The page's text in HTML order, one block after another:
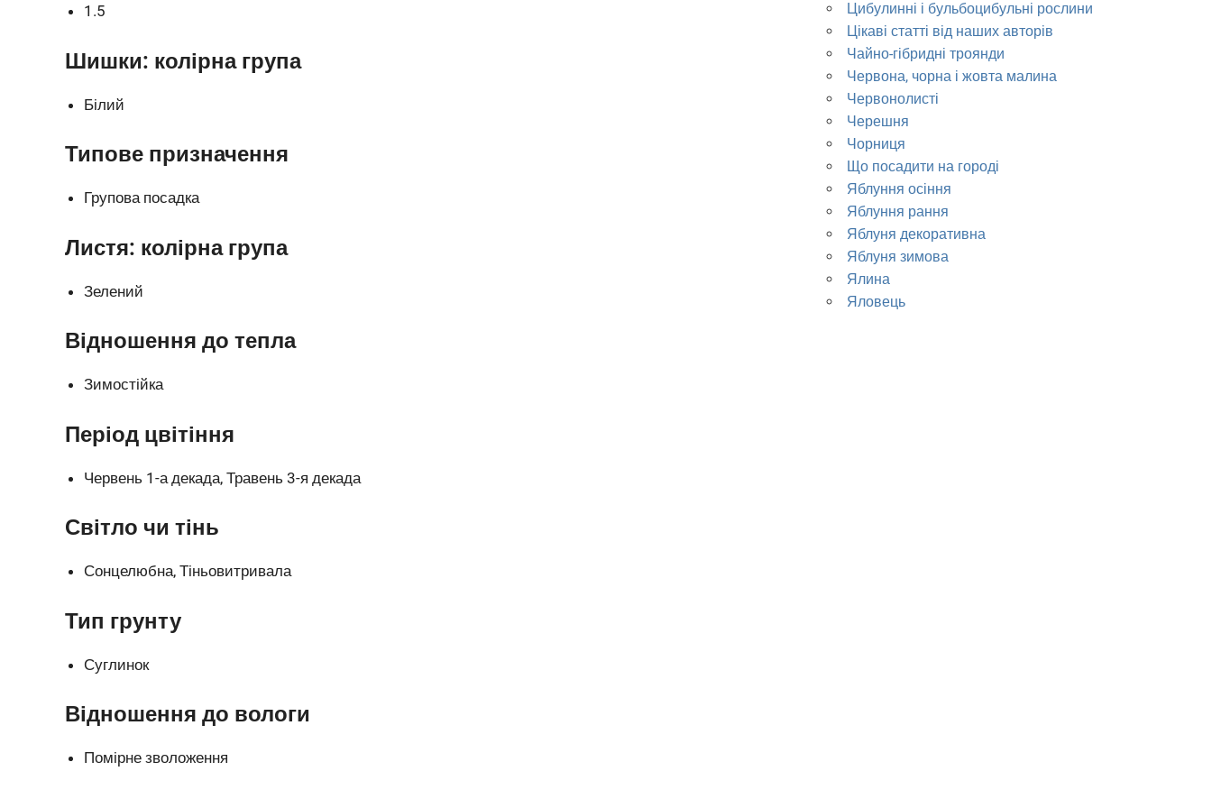
1.5
Шишки: колірна група
Білий
Типове призначення
Групова посадка
Листя: колірна група
Зелений
Відношення до тепла
Зимостійка
Період цвітіння
Червень 1-а декада, Травень 3-я декада
Світло чи тінь
Сонцелюбна, Тіньовитривала
Тип грунту
Суглинок
Відношення до вологи
Помірне зволоження
Цибулинні і бульбоцибульні рослини
Цікаві статті від наших авторів
Чайно-гібридні троянди
Червона, чорна і жовта малина
Червонолисті
Черешня
Чорниця
Що посадити на городі
Яблуння осіння
Яблуння рання
Яблуня декоративна
Яблуня зимова
Ялина
Яловець